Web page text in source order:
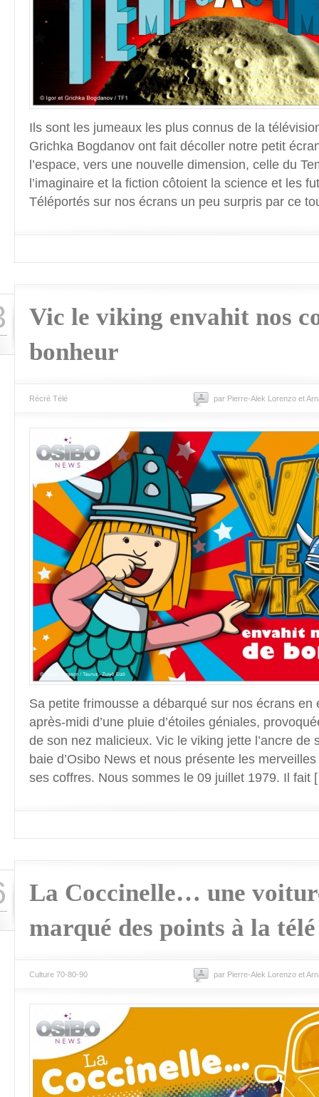
Ils sont les jumeaux les plus connus de la
Grichka Bogdanov ont fait décoller notre petit
l’espace, vers une nouvelle dimension, celle du
l’imaginaire et la fiction côtoient la science et les
Téléportés sur nos écrans un peu surpris par ce
Vic le viking envahit nos
bonheur
Récré Télé par Pierre-Alek Lorenzo et
Sa petite frimousse a débarqué sur nos écrans en
après-midi d’une pluie d’étoiles géniales,
de son nez malicieux. Vic le viking jette l’ancre de
baie d’Osibo News et nous présente les
ses coffres. Nous sommes le 09 juillet 1979. Il fait
La Coccinelle… une
marqué des points à la télé
Culture 70-80-90 par Pierre-Alek Lorenzo et